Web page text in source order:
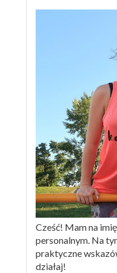
Cześć! Mam na
personalnym. Na
praktyczne
działaj!